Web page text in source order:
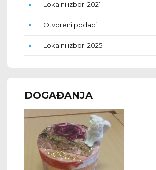
Lokalni izbori 2021
Otvoreni podaci
Lokalni izbori 2025
DOGAĐANJA